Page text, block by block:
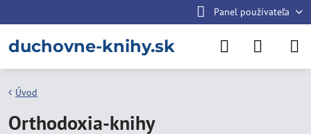
Panel používateľa
duchovne-knihy.sk
Úvod
Orthodoxia-knihy